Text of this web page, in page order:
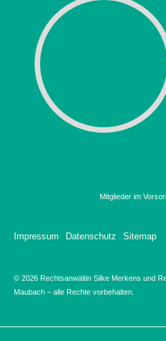
Mitglieder im
Impressum Datenschutz Sitemap
© 2026 Rechtsanwältin Silke Merkens und
Maubach – alle Rechte vorbehalten.